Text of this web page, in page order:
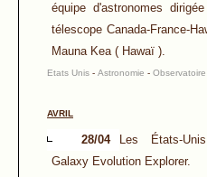
équipe d'astronomes
télescope Canada-France-
Mauna Kea ( Hawaï ).
Etats Unis - Astronomie - Observatoire
AVRIL
28/04
Les États-
Galaxy Evolution Explorer.